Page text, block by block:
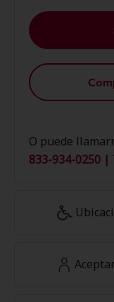
O puede
833-934-0250 |